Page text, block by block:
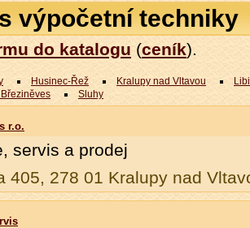
výpočetní techniky
do katalogu (ceník).
Husinec-Řež Kralupy nad Vltavou
Sluhy
r.o.
servis a prodej
405, 278 01 Kralupy nad